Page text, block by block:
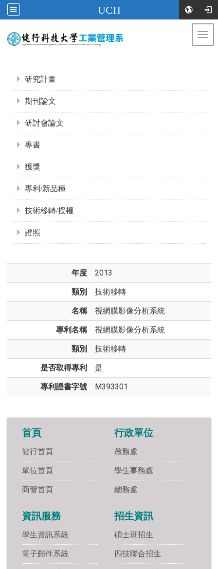
UCH
研究計畫
期刊論文
研討會論文
專書
獲獎
專利/新品種
技術移轉/授權
證照
年度 2013
類別 技術移轉
名稱 視網膜影像分析系統
專利名稱 視網膜影像分析系統
類別 技術移轉
是否取得專利 是
專利證書字號 M393301
首頁
健行首頁
單位首頁
商管首頁
行政單位
教務處
學生事務處
總務處
資訊服務
學生資訊系統
電子郵件系統
招生資訊
碩士班招生
四技聯合招生